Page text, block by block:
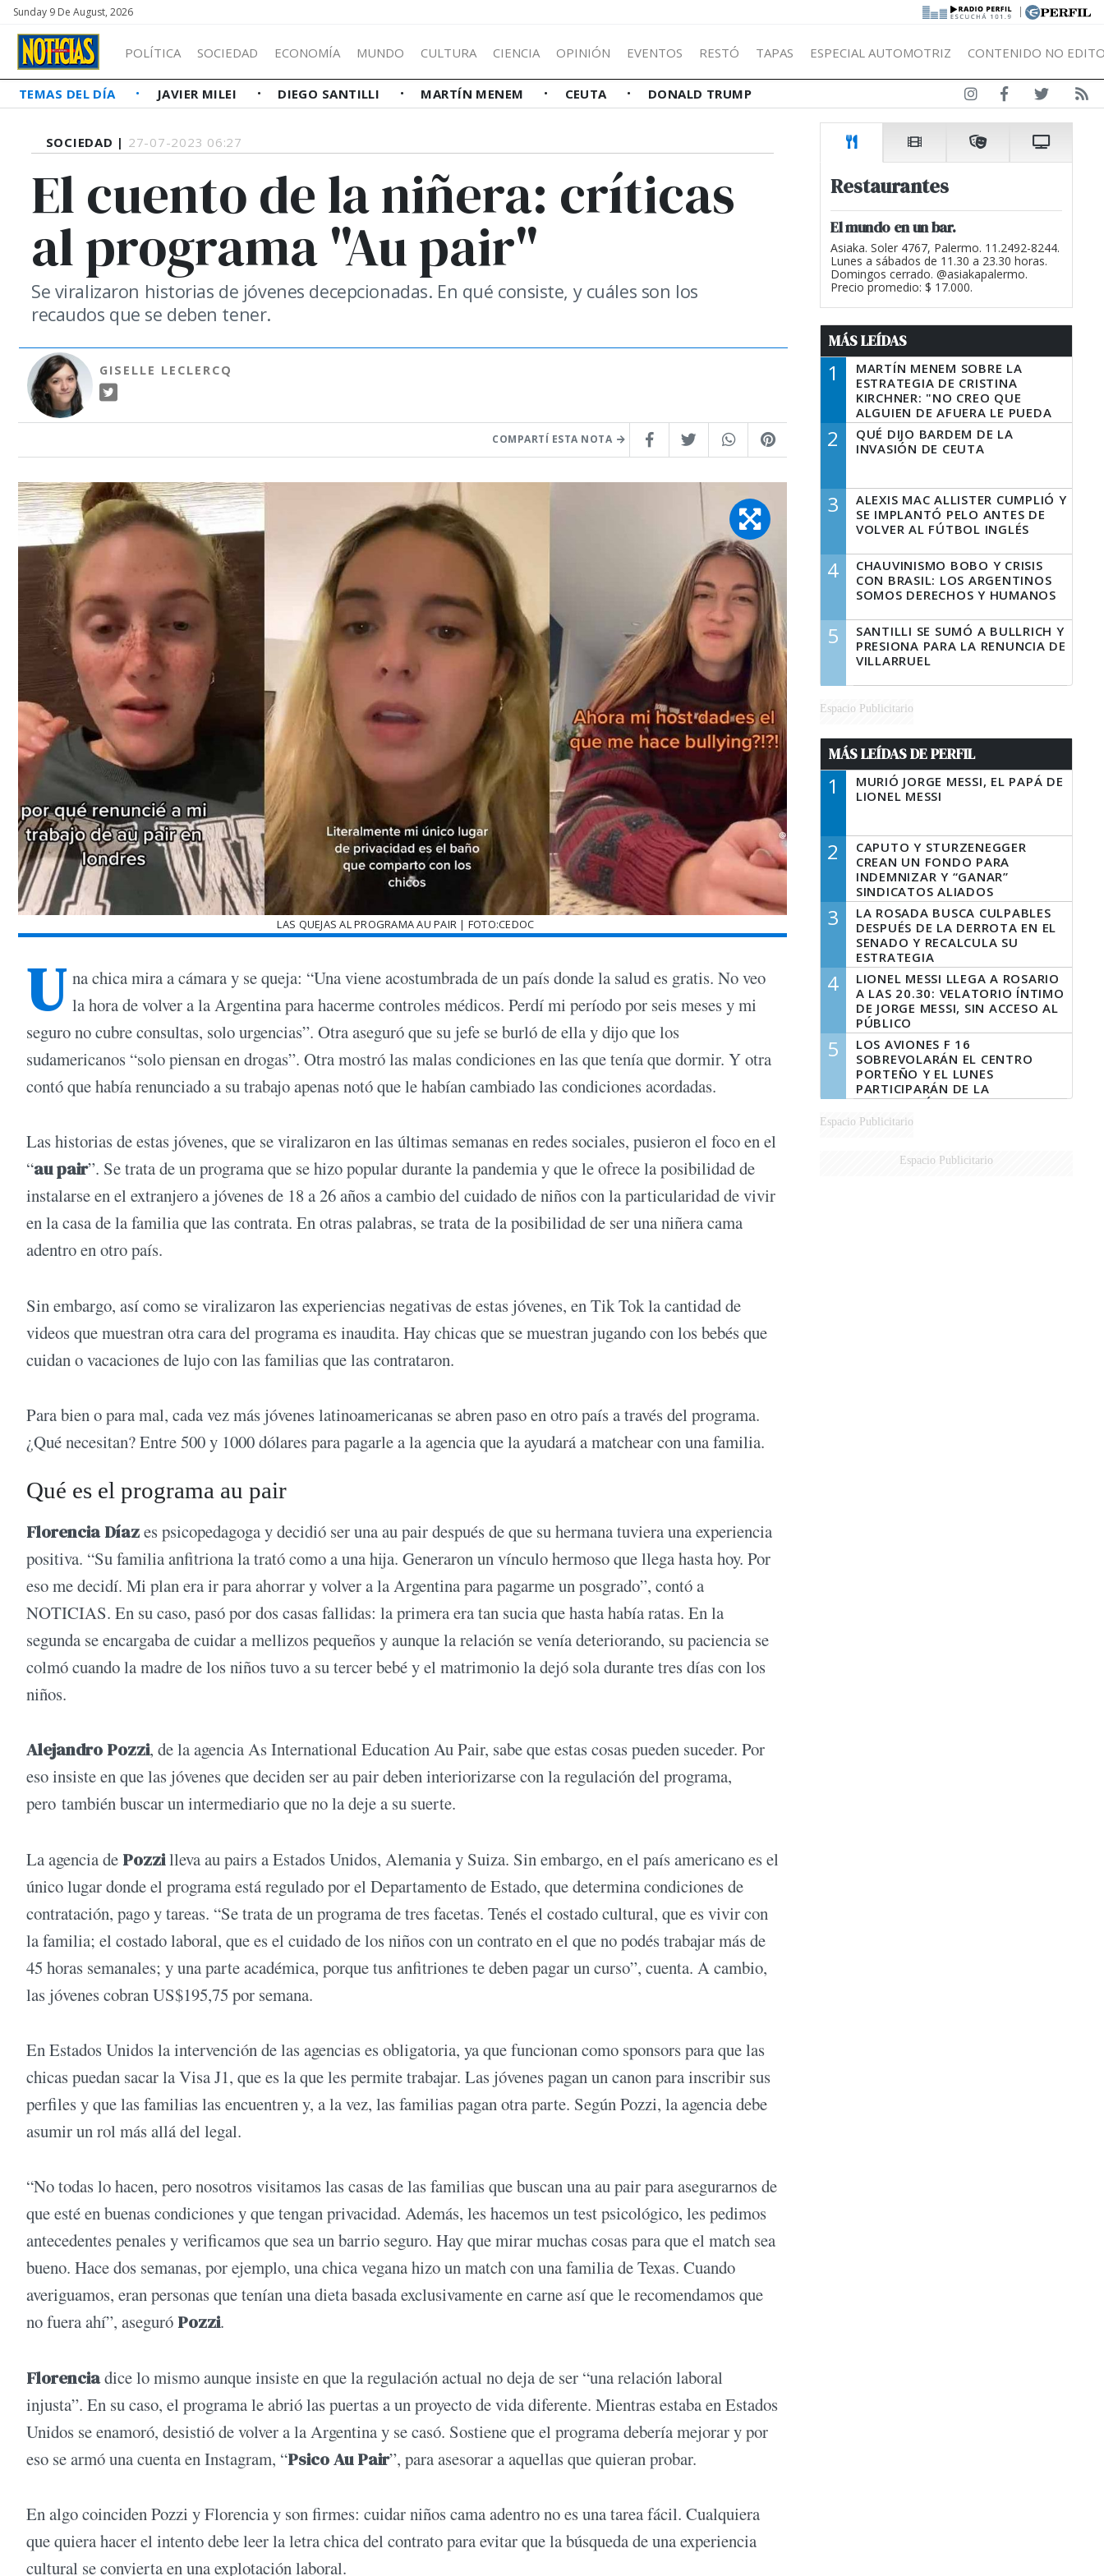
Sunday 9 De August, 2026 |
POLÍTICA SOCIEDAD ECONOMÍA MUNDO CULTURA CIENCIA OPINIÓN EVENTOS RESTÓ TAPAS ESPECIAL AUTOMOTRIZ CONTENIDO NO
TEMAS DEL DÍA JAVIER MILEI DIEGO SANTILLI MARTÍN MENEM CEUTA DONALD TRUMP
SOCIEDAD | 27-07-2023 06:27
El cuento de la niñera: críticas
al programa "Au pair"
Se viralizaron historias de jóvenes decepcionadas. En qué consiste, y cuáles son los
recaudos que se deben tener.
GISELLE LECLERCQ
COMPARTÍ ESTA NOTA
LAS QUEJAS AL PROGRAMA AU PAIR | FOTO:CEDOC
U na chica mira a cámara y se queja: “Una viene acostumbrada de un país donde la salud es gratis. No veo
la hora de volver a la Argentina para hacerme controles médicos. Perdí mi período por seis meses y mi
seguro no cubre consultas, solo urgencias”. Otra aseguró que su jefe se burló de ella y dijo que los
sudamericanos “solo piensan en drogas”. Otra mostró las malas condiciones en las que tenía que dormir. Y otra
contó que había renunciado a su trabajo apenas notó que le habían cambiado las condiciones acordadas.
Las historias de estas jóvenes, que se viralizaron en las últimas semanas en redes sociales, pusieron el foco en el
“au pair”. Se trata de un programa que se hizo popular durante la pandemia y que le ofrece la posibilidad de
instalarse en el extranjero a jóvenes de 18 a 26 años a cambio del cuidado de niños con la particularidad de vivir
en la casa de la familia que las contrata. En otras palabras, se trata de la posibilidad de ser una niñera cama
adentro en otro país.
Sin embargo, así como se viralizaron las experiencias negativas de estas jóvenes, en Tik Tok la cantidad de
videos que muestran otra cara del programa es inaudita. Hay chicas que se muestran jugando con los bebés que
cuidan o vacaciones de lujo con las familias que las contrataron.
Para bien o para mal, cada vez más jóvenes latinoamericanas se abren paso en otro país a través del programa.
¿Qué necesitan? Entre 500 y 1000 dólares para pagarle a la agencia que la ayudará a matchear con una familia.
Qué es el programa au pair
Florencia Díazes psicopedagoga y decidió ser una au pair después de que su hermana tuviera una experiencia
positiva. “Su familia anfitriona la trató como a una hija. Generaron un vínculo hermoso que llega hasta hoy. Por
eso me decidí. Mi plan era ir para ahorrar y volver a la Argentina para pagarme un posgrado”, contó a
NOTICIAS. En su caso, pasó por dos casas fallidas: la primera era tan sucia que hasta había ratas. En la
segunda se encargaba de cuidar a mellizos pequeños y aunque la relación se venía deteriorando, su paciencia se
colmó cuando la madre de los niños tuvo a su tercer bebé y el matrimonio la dejó sola durante tres días con los
niños.
Alejandro Pozzi, de la agencia As International Education Au Pair, sabe que estas cosas pueden suceder. Por
eso insiste en que las jóvenes que deciden ser au pair deben interiorizarse con la regulación del programa,
pero también buscar un intermediario que no la deje a su suerte.
La agencia de Pozzilleva au pairs a Estados Unidos, Alemania y Suiza. Sin embargo, en el país americano es el
único lugar donde el programa está regulado por el Departamento de Estado, que determina condiciones de
contratación, pago y tareas. “Se trata de un programa de tres facetas. Tenés el costado cultural, que es vivir con
la familia; el costado laboral, que es el cuidado de los niños con un contrato en el que no podés trabajar más de
45 horas semanales; y una parte académica, porque tus anfitriones te deben pagar un curso”, cuenta. A cambio,
las jóvenes cobran US$195,75 por semana.
En Estados Unidos la intervención de las agencias es obligatoria, ya que funcionan como sponsors para que las
chicas puedan sacar la Visa J1, que es la que les permite trabajar. Las jóvenes pagan un canon para inscribir sus
perfiles y que las familias las encuentren y, a la vez, las familias pagan otra parte. Según Pozzi, la agencia debe
asumir un rol más allá del legal.
“No todas lo hacen, pero nosotros visitamos las casas de las familias que buscan una au pair para asegurarnos de
que esté en buenas condiciones y que tengan privacidad. Además, les hacemos un test psicológico, les pedimos
antecedentes penales y verificamos que sea un barrio seguro. Hay que mirar muchas cosas para que el match sea
bueno. Hace dos semanas, por ejemplo, una chica vegana hizo un match con una familia de Texas. Cuando
averiguamos, eran personas que tenían una dieta basada exclusivamente en carne así que le recomendamos que
no fuera ahí”, aseguró Pozzi.
Florenciadice lo mismo aunque insiste en que la regulación actual no deja de ser “una relación laboral
injusta”. En su caso, el programa le abrió las puertas a un proyecto de vida diferente. Mientras estaba en Estados
Unidos se enamoró, desistió de volver a la Argentina y se casó. Sostiene que el programa debería mejorar y por
eso se armó una cuenta en Instagram, “Psico Au Pair”, para asesorar a aquellas que quieran probar.
En algo coinciden Pozzi y Florencia y son firmes: cuidar niños cama adentro no es una tarea fácil. Cualquiera
que quiera hacer el intento debe leer la letra chica del contrato para evitar que la búsqueda de una experiencia
cultural se convierta en una explotación laboral.
Restaurantes
El mundo en un bar.
Asiaka. Soler 4767, Palermo. 11.2492-8244.
Lunes a sábados de 11.30 a 23.30 horas.
Domingos cerrado. @asiakapalermo.
Precio promedio: $ 17.000.
MÁS LEÍDAS
1
MARTÍN MENEM SOBRE LA
ESTRATEGIA DE CRISTINA
KIRCHNER: "NO CREO QUE
ALGUIEN DE AFUERA LE PUEDA
DECIR A LA JUSTICIA LO QUE
TIENE QUE HACER"
2
QUÉ DIJO BARDEM DE LA
INVASIÓN DE CEUTA
3
ALEXIS MAC ALLISTER CUMPLIÓ Y
SE IMPLANTÓ PELO ANTES DE
VOLVER AL FÚTBOL INGLÉS
4
CHAUVINISMO BOBO Y CRISIS
CON BRASIL: LOS ARGENTINOS
SOMOS DERECHOS Y HUMANOS
5
SANTILLI SE SUMÓ A BULLRICH Y
PRESIONA PARA LA RENUNCIA DE
VILLARRUEL
Espacio Publicitario
MÁS LEÍDAS DE PERFIL
1
MURIÓ JORGE MESSI, EL PAPÁ DE
LIONEL MESSI
2
CAPUTO Y STURZENEGGER
CREAN UN FONDO PARA
INDEMNIZAR Y “GANAR”
SINDICATOS ALIADOS
3
LA ROSADA BUSCA CULPABLES
DESPUÉS DE LA DERROTA EN EL
SENADO Y RECALCULA SU
ESTRATEGIA
4
LIONEL MESSI LLEGA A ROSARIO
A LAS 20.30: VELATORIO ÍNTIMO
DE JORGE MESSI, SIN ACCESO AL
PÚBLICO
5
LOS AVIONES F 16
SOBREVOLARÁN EL CENTRO
PORTEÑO Y EL LUNES
PARTICIPARÁN DE LA
CELEBRACIÓN DE LA FUERZA
AÉREA
Espacio Publicitario
Espacio Publicitario